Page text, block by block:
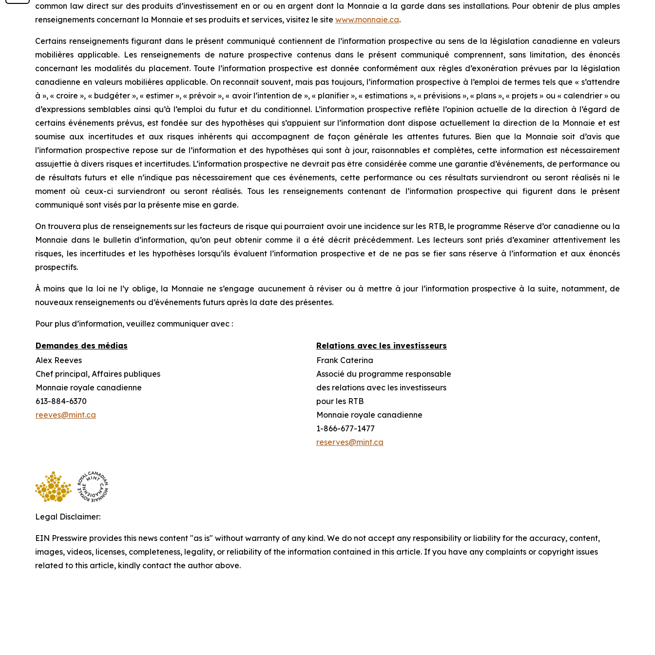
common law direct sur des produits d’investissement en or ou en argent dont la Monnaie a la garde dans ses installations. Pour obtenir de plus amples
renseignements concernant la Monnaie et ses produits et services, visitez le site www.monnaie.ca.
Certains renseignements figurant dans le présent communiqué contiennent de l’information prospective au sens de la législation canadienne en valeurs
mobilières applicable. Les renseignements de nature prospective contenus dans le présent communiqué comprennent, sans limitation, des énoncés
concernant les modalités du placement. Toute l’information prospective est donnée conformément aux règles d’exonération prévues par la législation
canadienne en valeurs mobilières applicable. On reconnaît souvent, mais pas toujours, l’information prospective à l’emploi de termes tels que « s’attendre
à », « croire », « budgéter », « estimer », « prévoir », « avoir l’intention de », « planifier », « estimations », « prévisions », « plans », « projets » ou « calendrier » ou
d’expressions semblables ainsi qu’à l’emploi du futur et du conditionnel. L’information prospective reflète l’opinion actuelle de la direction à l’égard de
certains événements prévus, est fondée sur des hypothèses qui s’appuient sur l’information dont dispose actuellement la direction de la Monnaie et est
soumise aux incertitudes et aux risques inhérents qui accompagnent de façon générale les attentes futures. Bien que la Monnaie soit d’avis que
l’information prospective repose sur de l’information et des hypothèses qui sont à jour, raisonnables et complètes, cette information est nécessairement
assujettie à divers risques et incertitudes. L’information prospective ne devrait pas être considérée comme une garantie d’événements, de performance ou
de résultats futurs et elle n’indique pas nécessairement que ces événements, cette performance ou ces résultats surviendront ou seront réalisés ni le
moment où ceux-ci surviendront ou seront réalisés. Tous les renseignements contenant de l’information prospective qui figurent dans le présent
communiqué sont visés par la présente mise en garde.
On trouvera plus de renseignements sur les facteurs de risque qui pourraient avoir une incidence sur les RTB, le programme Réserve d’or canadienne ou la
Monnaie dans le bulletin d’information, qu’on peut obtenir comme il a été décrit précédemment. Les lecteurs sont priés d’examiner attentivement les
risques, les incertitudes et les hypothèses lorsqu’ils évaluent l’information prospective et de ne pas se fier sans réserve à l’information et aux énoncés
prospectifs.
À moins que la loi ne l’y oblige, la Monnaie ne s’engage aucunement à réviser ou à mettre à jour l’information prospective à la suite, notamment, de
nouveaux renseignements ou d’événements futurs après la date des présentes.
Pour plus d’information, veuillez communiquer avec :
Demandes des médias
Relations avec les investisseurs
Alex Reeves
Chef principal, Affaires publiques
Monnaie royale canadienne
613-884-6370
reeves@mint.ca
Frank Caterina
Associé du programme responsable
des relations avec les investisseurs
pour les RTB
Monnaie royale canadienne
1-866-677-1477
reserves@mint.ca
Legal Disclaimer:
EIN Presswire provides this news content "as is" without warranty of any kind. We do not accept any responsibility or liability for the accuracy, content,
images, videos, licenses, completeness, legality, or reliability of the information contained in this article. If you have any complaints or copyright issues
related to this article, kindly contact the author above.